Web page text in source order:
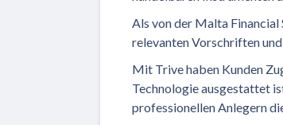
Als von der Malta
relevanten Vorschriften
Mit Trive haben Kunden
Technologie ausgestattet
professionellen Anlegern